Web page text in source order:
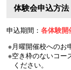
体験会申込方法
申込期間： 各体験開
※月曜開催校へのお
※空き枠のないコー
ください。